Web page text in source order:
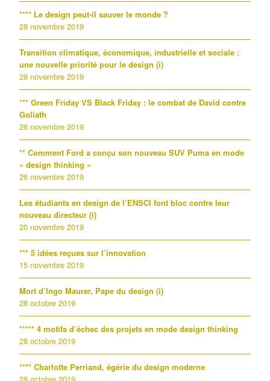
**** Le design peut-il sauver le monde ?
28 novembre 2019
Transition climatique, économique, industrielle et sociale :
une nouvelle priorité pour le design (i)
28 novembre 2019
*** Green Friday VS Black Friday : le combat de David contre
Goliath
26 novembre 2019
** Comment Ford a conçu son nouveau SUV Puma en mode
« design thinking »
26 novembre 2019
Les étudiants en design de l’ENSCI font bloc contre leur
nouveau directeur (i)
20 novembre 2019
*** 5 idées reçues sur l’innovation
15 novembre 2019
Mort d’Ingo Maurer, Pape du design (i)
28 octobre 2019
***** 4 motifs d’échec des projets en mode design thinking
28 octobre 2019
**** Charlotte Perriand, égérie du design moderne